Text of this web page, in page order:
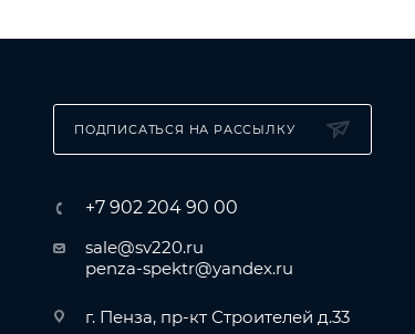
ПОДПИСАТЬСЯ НА РАССЫЛКУ
+7 902 204 90 00
sale@sv220.ru
penza-spektr@yandex.ru
г. Пенза, пр-кт Строителей д.33